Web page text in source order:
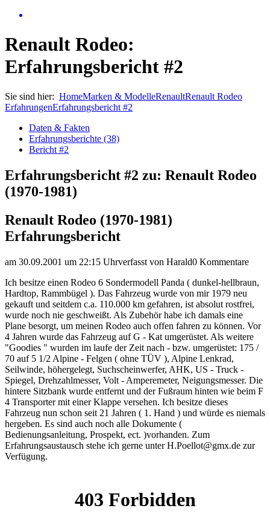
Renault Rodeo:
Erfahrungsbericht #2
Sie sind hier: HomeMarken & ModelleRenaultRenault Rodeo
ErfahrungenErfahrungsbericht #2
Daten & Fakten
Erfahrungsberichte (38)
Bericht #2
Erfahrungsbericht #2 zu: Renault Rodeo
(1970-1981)
Renault Rodeo (1970-1981)
Erfahrungsbericht
am 30.09.2001 um 22:15 Uhrverfasst von Harald0 Kommentare
Ich besitze einen Rodeo 6 Sondermodell Panda ( dunkel-hellbraun,
Hardtop, Rammbügel ). Das Fahrzeug wurde von mir 1979 neu
gekauft und seitdem c.a. 110.000 km gefahren, ist absolut rostfrei,
wurde noch nie geschweißt. Als Zubehör habe ich damals eine
Plane besorgt, um meinen Rodeo auch offen fahren zu können. Vor
4 Jahren wurde das Fahrzeug auf G - Kat umgerüstet. Als weitere
"Goodies " wurden im laufe der Zeit nach - bzw. umgerüstet: 175 /
70 auf 5 1/2 Alpine - Felgen ( ohne TÜV ), Alpine Lenkrad,
Seilwinde, höhergelegt, Suchscheinwerfer, AHK, US - Truck -
Spiegel, Drehzahlmesser, Volt - Amperemeter, Neigungsmesser. Die
hintere Sitzbank wurde entfernt und der Fußraum hinten wie beim F
4 Transporter mit einer Klappe versehen. Ich besitze dieses
Fahrzeug nun schon seit 21 Jahren ( 1. Hand ) und würde es niemals
hergeben. Es sind auch noch alle Dokumente (
Bedienungsanleitung, Prospekt, ect. )vorhanden. Zum
Erfahrungsaustausch stehe ich gerne unter H.Poellot@gmx.de zur
Verfügung.